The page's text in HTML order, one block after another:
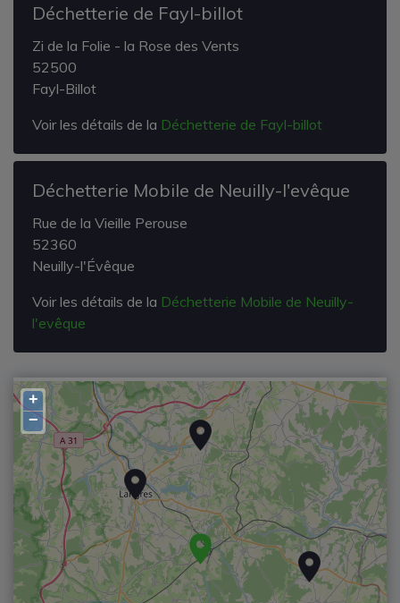
+
−
Déchetterie de Fayl-billot
Zi de la Folie - la Rose des Vents
52500
Fayl-Billot
Voir les détails de la Déchetterie de Fayl-billot
Déchetterie Mobile de Neuilly-l'evêque
Rue de la Vieille Perouse
52360
Neuilly-l'Évêque
Voir les détails de la Déchetterie Mobile de Neuilly-
l'evêque